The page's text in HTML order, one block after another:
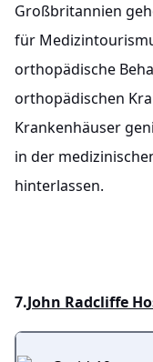
Großbritannien
für
orthopädische
orthopädischen
Krankenhäuser
in der
hinterlassen.
7.John Radcliffe